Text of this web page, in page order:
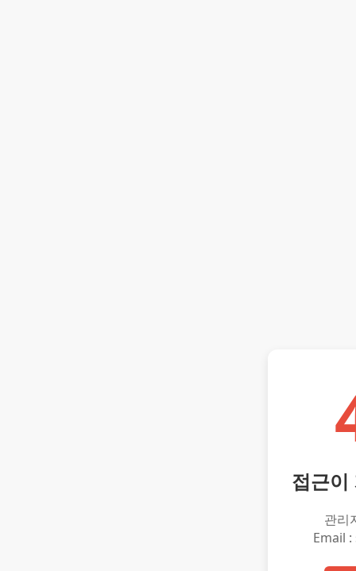
접근이
관리
Email